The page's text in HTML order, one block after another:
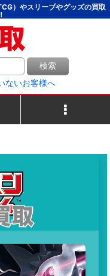
）やスリーブやグッズの買取
検索
ないお客様へ